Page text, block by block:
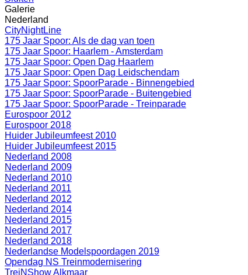
Galerie
Nederland
CityNightLine
175 Jaar Spoor: Als de dag van toen
175 Jaar Spoor: Haarlem - Amsterdam
175 Jaar Spoor: Open Dag Haarlem
175 Jaar Spoor: Open Dag Leidschendam
175 Jaar Spoor: SpoorParade - Binnengebied
175 Jaar Spoor: SpoorParade - Buitengebied
175 Jaar Spoor: SpoorParade - Treinparade
Eurospoor 2012
Eurospoor 2018
Huider Jubileumfeest 2010
Huider Jubileumfeest 2015
Nederland 2008
Nederland 2009
Nederland 2010
Nederland 2011
Nederland 2012
Nederland 2014
Nederland 2015
Nederland 2017
Nederland 2018
Nederlandse Modelspoordagen 2019
Opendag NS Treinmodernisering
TreiNShow Alkmaar